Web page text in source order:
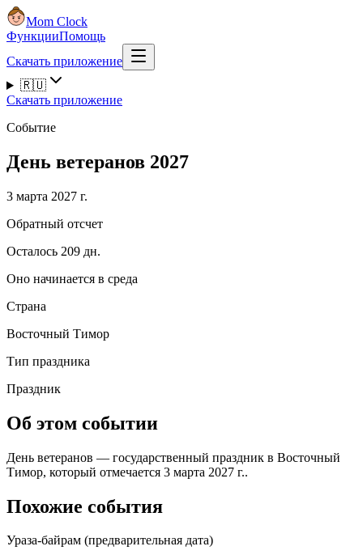
Mom Clock
ФункцииПомощь
Скачать приложение
🇷🇺
Скачать приложение
Событие
День ветеранов 2027
3 марта 2027 г.
Обратный отсчет
Осталось 209 дн.
Оно начинается в среда
Страна
Восточный Тимор
Тип праздника
Праздник
Об этом событии
День ветеранов — государственный праздник в Восточный
Тимор, который отмечается 3 марта 2027 г..
Похожие события
Ураза-байрам (предварительная дата)